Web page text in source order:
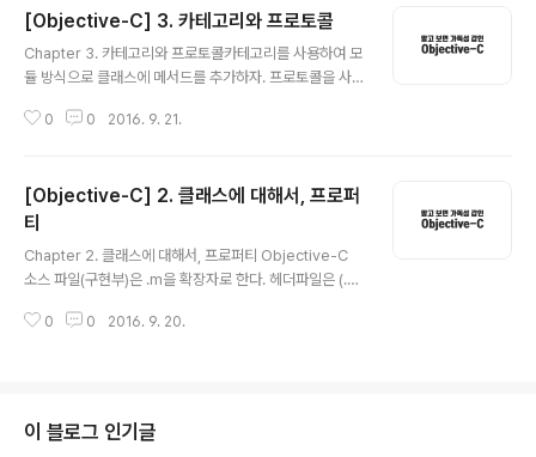
변수에도 접근이 가능하다. ( 단, 값의 변경은 불가능 하다.
) 특별한 경우로 __block 변수를 통해서 변수의 값을 수정
할 수 있긴 하다. 하지만 일부 변수는 __block으로 선언될
구조체가 해당된다. 블록은 함수와 메서드에 인수로 넘겨
[Objective-C] 3. 카테고리와 프로토콜
Chapter 3. 카테고리와 프로토콜카테고리를 사용하여 모
듈 방식으로 클래스에 메서드를 추가하자. 프로토콜을 사
만들자. 카테고리란 무엇인가( What ) 카테고리는 클래스
스를 생성하지 않고도 현존하는 클래스의 정의를 쉽게 확
장할 수 있다. 어떻게 사용하는가 ( How ) @interface F
raction (MathOps) MathOps라는 카테고리를 만들었
다. 인터페이스 지시어를 써주고 클래스 명 다음에 카테고
리명을 적어주는 방식이다. 이를 구현할 때도 마찬가지로,
@implementation Fraction (MathOps) 라고 해준..
0 0 2016. 9. 21.
[Objective-C] 2. 클래스에 대해서, 프로퍼
티
Chapter 2. 클래스에 대해서, 프로퍼티 Objective-C
소스 파일(구현부)은 .m을 확장자로 한다. 헤더파일은 (.h)
클래스를 구성한다. Objective-C 컴파일러는 두 개의 파
만, #import 지시어는 여러 번 같은 클래스를 import ( in
clude ) 하여도 중복되는 것은 무시한다. 헤더 파일의 #im
0 0 2016. 9. 20.
이 블로그 인기글